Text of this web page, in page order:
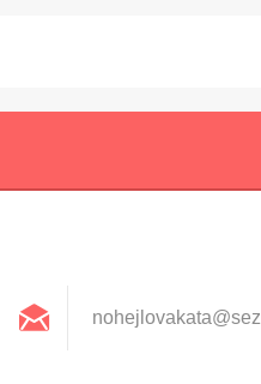
nohejlovakata@se